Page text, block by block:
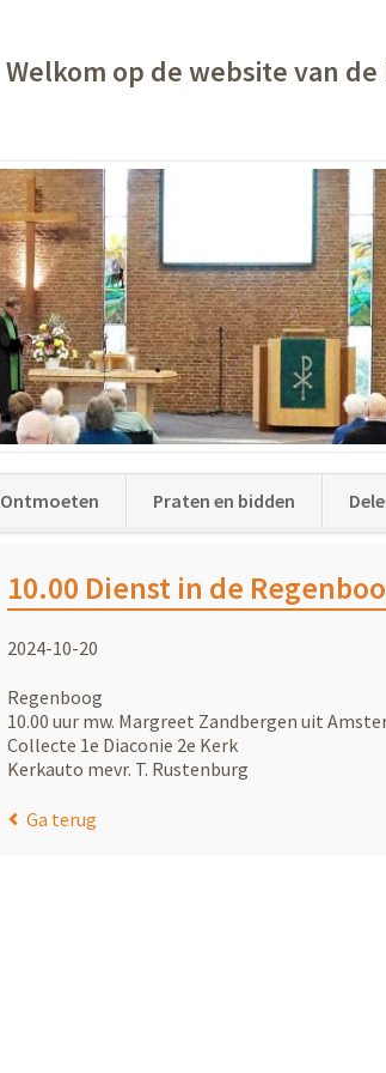
Welkom op de website van
Ontmoeten Praten en bidden
10.00 Dienst in de
2024-10-20
Regenboog
10.00 uur mw. Margreet Zandbergen uit
Collecte 1e Diaconie 2e Kerk
Kerkauto mevr. T. Rustenburg
Ga terug